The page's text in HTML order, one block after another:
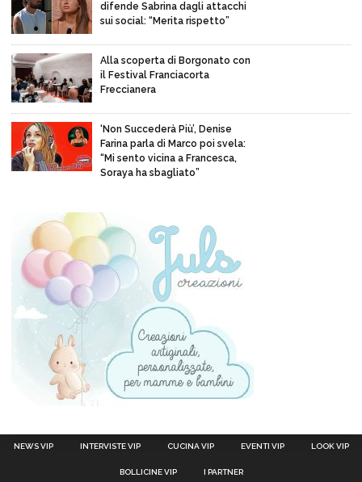
difende Sabrina dagli attacchi
sui social: “Merita rispetto”
Alla scoperta di Borgonato con
il Festival Franciacorta
Freccianera
‘Non Succederà Più’, Denise
Farina parla di Marco poi svela:
“Mi sento vicina a Francesca,
Soraya ha sbagliato”
NEWS VIP INTERVISTE VIP CUCINA VIP EVENTI VIP LOOK VIP
BOLLICINE VIP I PARTNER